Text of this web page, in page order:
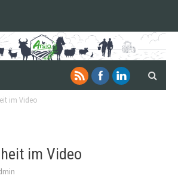
im Video
im Video